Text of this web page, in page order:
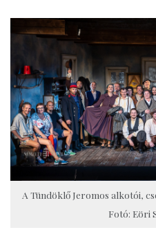
A Tündöklő Jeromos alkotói,
Fotó: Eöri